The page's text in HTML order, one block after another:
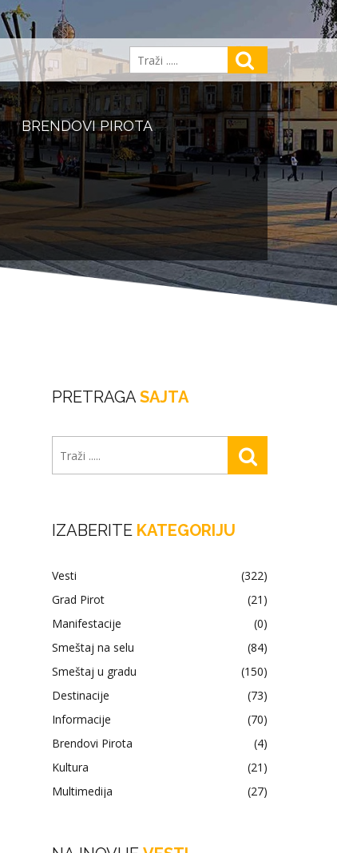
BRENDOVI PIROTA
PRETRAGA SAJTA
IZABERITE KATEGORIJU
Vesti
(322)
Grad Pirot
(21)
Manifestacije
(0)
Smeštaj na selu
(84)
Smeštaj u gradu
(150)
Destinacije
(73)
Informacije
(70)
Brendovi Pirota
(4)
Kultura
(21)
Multimedija
(27)